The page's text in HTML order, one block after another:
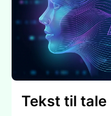
Tekst til tale